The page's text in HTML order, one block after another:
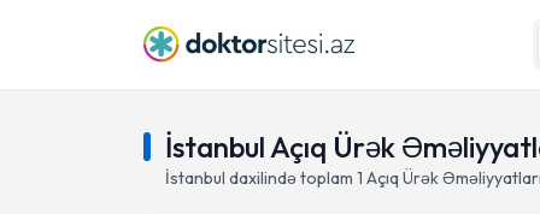
İstanbul Açıq Ürək
İstanbul daxilində toplam 1 Açıq Ürək